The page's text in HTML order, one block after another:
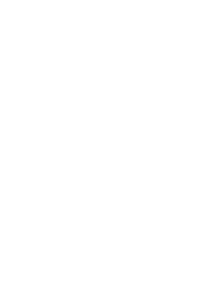
Uma garantia
cancelamentos ou